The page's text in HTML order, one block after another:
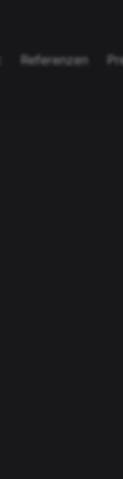
Referenzen